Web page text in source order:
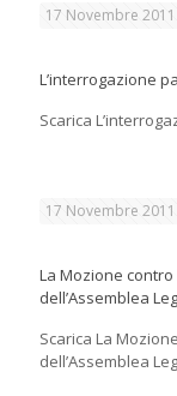
17 Novembre 2011
L’interrogazione
Scarica
17 Novembre 2011
La Mozione contro
dell’Assemblea
Scarica La
dell’Assemblea